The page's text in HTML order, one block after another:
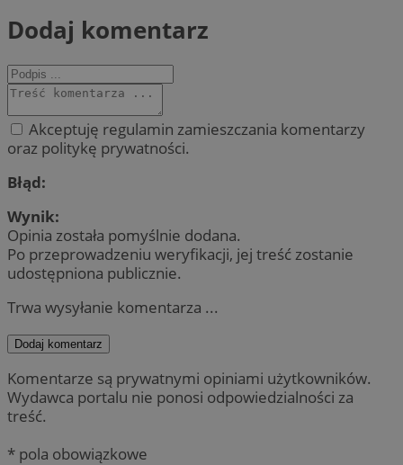
Dodaj komentarz
Akceptuję regulamin zamieszczania komentarzy
oraz politykę prywatności.
Błąd:
Wynik:
Opinia została pomyślnie dodana.
Po przeprowadzeniu weryfikacji, jej treść zostanie
udostępniona publicznie.
Trwa wysyłanie komentarza ...
Dodaj komentarz
Komentarze są prywatnymi opiniami użytkowników.
Wydawca portalu nie ponosi odpowiedzialności za
treść.
* pola obowiązkowe